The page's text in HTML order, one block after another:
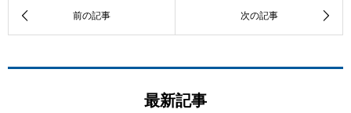
最新記事